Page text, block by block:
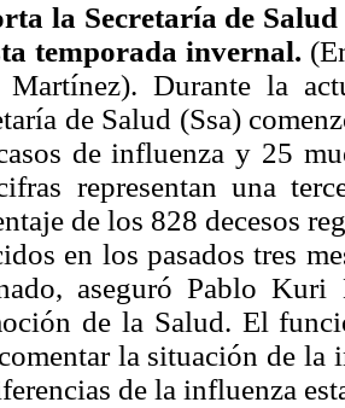
la Secretaría de
temporada invernal.
Martínez). Durante la
de Salud (Ssa)
de influenza y 25
representan una
de los 828 decesos
en los pasados tres
aseguró Pablo Kuri
de la Salud. El
la situación de la
de la influenza